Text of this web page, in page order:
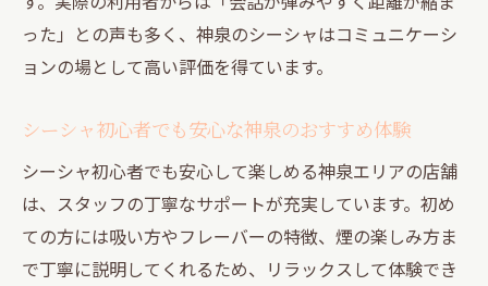
った」との声も多く、神泉のシーシャはコミュニケーシ
ョンの場として高い評価を得ています。
シーシャ初心者でも安心な神泉のおすすめ体験
シーシャ初心者でも安心して楽しめる神泉エリアの店舗
は、スタッフの丁寧なサポートが充実しています。初め
ての方には吸い方やフレーバーの特徴、煙の楽しみ方ま
で丁寧に説明してくれるため、リラックスして体験でき